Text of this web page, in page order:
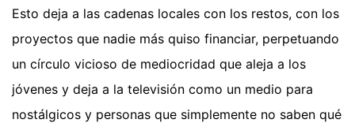
Esto deja a las cadenas locales con los restos, con los
proyectos que nadie más quiso financiar, perpetuando
un círculo vicioso de mediocridad que aleja a los
jóvenes y deja a la televisión como un medio para
nostálgicos y personas que simplemente no saben qué